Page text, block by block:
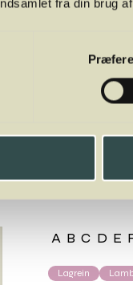
fra din brug
A B C D E
Lagrein